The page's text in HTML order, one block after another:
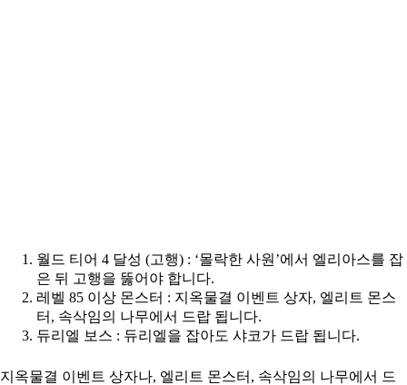
월드 티어 4 달성 (고행) : ‘몰락한 사원’에서 엘리아스를 잡
은 뒤 고행을 뚫어야 합니다.
레벨 85 이상 몬스터 : 지옥물결 이벤트 상자, 엘리트 몬스
터, 속삭임의 나무에서 드랍 됩니다.
듀리엘 보스 : 듀리엘을 잡아도 샤코가 드랍 됩니다.
지옥물결 이벤트 상자나, 엘리트 몬스터, 속삭임의 나무에서 드